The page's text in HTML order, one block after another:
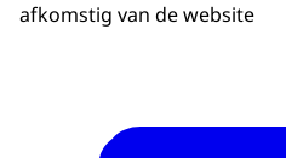
afkomstig van de website